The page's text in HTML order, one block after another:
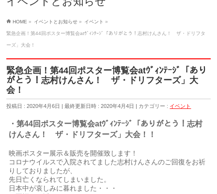
HOME » イベントとお知らせ » イベント »
緊急企画！第44回ポスター博覧会atｳﾞｨﾝﾃｰｼﾞ「ありがとう！志村けんさん！ ザ・ドリフタ
ーズ」大会！
緊急企画！第44回ポスター博覧会atｳﾞｨﾝﾃｰｼﾞ「あり
がとう！志村けんさん！ ザ・ドリフターズ」大
会！
投稿日 : 2020年4月6日 最終更新日時 : 2020年4月4日 カテゴリー : イベント
・第44回ポスター博覧会atｳﾞｨﾝﾃｰｼﾞ「ありがとう！志村
けんさん！ ザ・ドリフターズ」大会！
！
映画ポスター展示＆販売を開催致します！
コロナウイルスで入院されてました志村けんさんのご回復をお祈
りしておりましたが、
先日亡くなられてしまいました。
日本中が哀しみに暮れました・・・